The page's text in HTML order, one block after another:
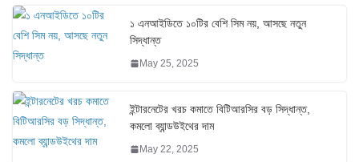
১ এনআইডিতে ১০টির বেশি সিম নয়, আসছে নতুন
সিদ্ধান্ত
May 25, 2025
ইন্টারনেটের খরচ কমাতে বিটিআরসির বড় সিদ্ধান্ত,
কমলো ব্যান্ডউইথের দাম
May 22, 2025